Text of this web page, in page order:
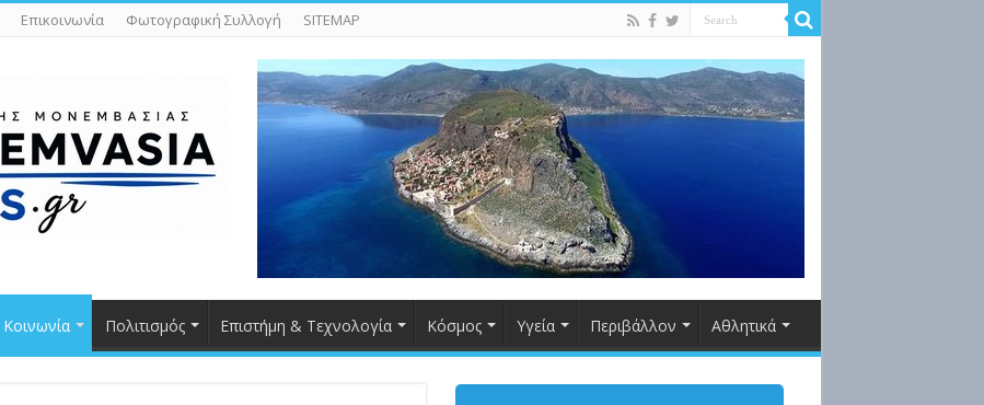
Επικοινωνία Φωτογραφική Συλλογή SITEMAP
Κοινωνία Πολιτισμός Επιστήμη & Τεχνολογία Κόσμος Υγεία Περιβάλλον Αθλητικά